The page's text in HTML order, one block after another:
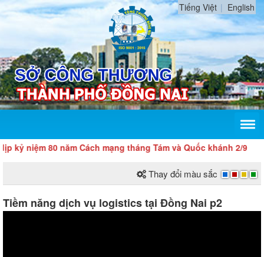
Tiếng Việt English
năm Cách mạng tháng Tám và Quốc khánh 2/9
Thay đổi màu sắc
Tiềm năng dịch vụ logistics tại Đồng Nai p2